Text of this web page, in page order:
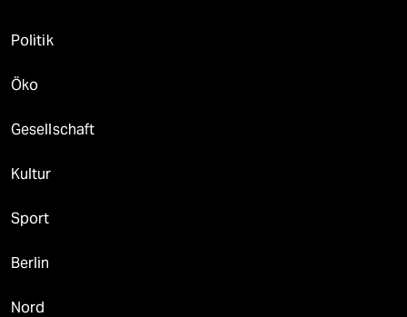
Politik
Öko
Gesellschaft
Kultur
Sport
Berlin
Nord